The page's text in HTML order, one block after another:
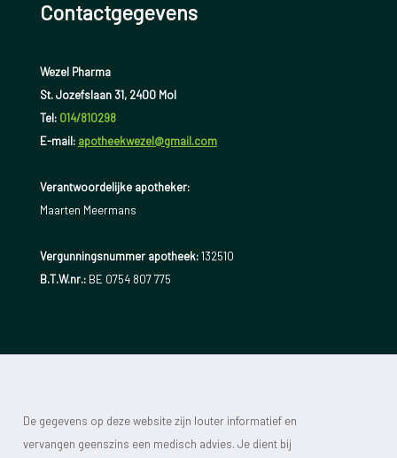
Contactgegevens
Wezel Pharma
St. Jozefslaan 31, 2400 Mol
Tel: 014/810298
E-mail: apotheekwezel@gmail.com
Verantwoordelijke apotheker:
Maarten Meermans
Vergunningsnummer apotheek:132510
B.T.W.nr.:BE 0754 807 775
De gegevens op deze website zijn louter informatief en
vervangen geenszins een medisch advies. Je dient bij